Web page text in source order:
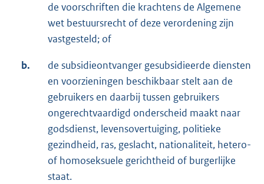
de voorschriften die krachtens de Algemene
wet bestuursrecht of deze verordening zijn
vastgesteld; of
b.
de subsidieontvanger gesubsidieerde diensten
en voorzieningen beschikbaar stelt aan de
gebruikers en daarbij tussen gebruikers
ongerechtvaardigd onderscheid maakt naar
godsdienst, levensovertuiging, politieke
gezindheid, ras, geslacht, nationaliteit, hetero-
of homoseksuele gerichtheid of burgerlijke
staat.